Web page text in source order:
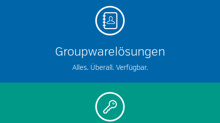
Groupwarelösungen
Alles. Überall. Verfügbar.